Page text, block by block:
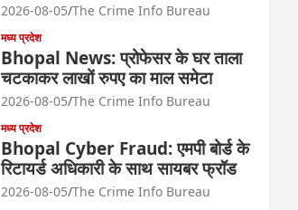
2026-08-05 The Crime Info Bureau
मध्य प्रदेश
Bhopal News: प्रोफेसर के घर ताला
चटकाकर लाखों रुपए का माल समेटा
2026-08-05 The Crime Info Bureau
मध्य प्रदेश
Bhopal Cyber Fraud: एमपी बोर्ड के
रिटायर्ड अधिकारी के साथ सायबर फ्रॉड
2026-08-05 The Crime Info Bureau